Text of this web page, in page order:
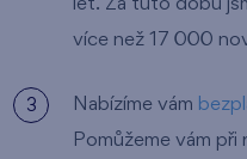
let. Za tuto dobu
více než 17 000
Nabízíme vám
Pomůžeme vám